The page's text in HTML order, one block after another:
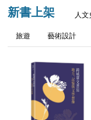
新書上架 人文
旅遊 藝術設計